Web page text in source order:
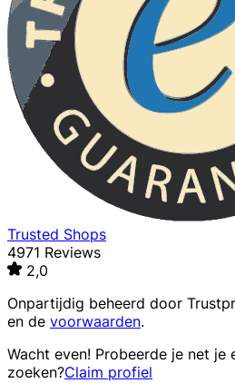
Trusted Shops
4971 Reviews
2,0
Onpartijdig beheerd door
en de voorwaarden.
Wacht even! Probeerde je net je
zoeken?Claim profiel